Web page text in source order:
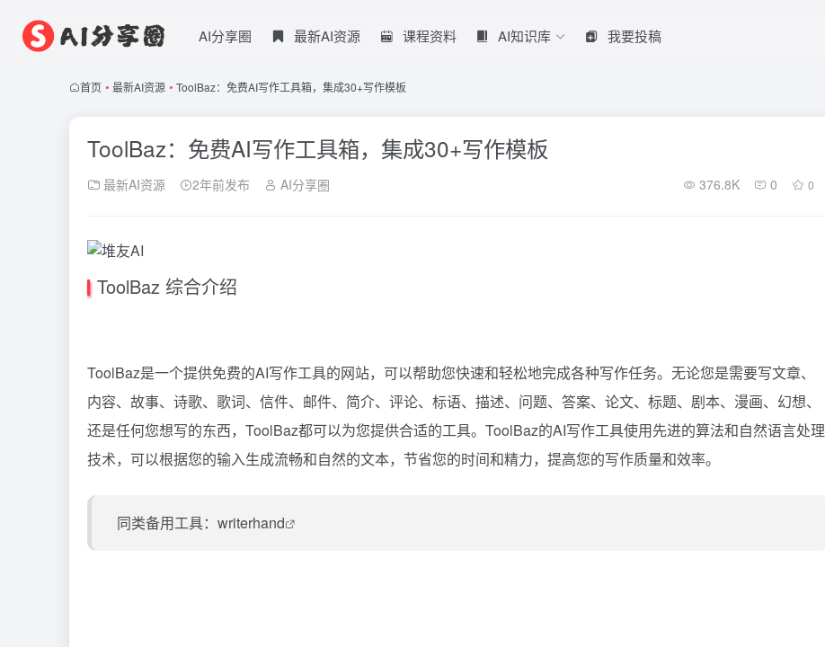
AI分享圈 最新AI资源 课程资料 AI知识库 我要投稿
首页 • 最新AI资源 • ToolBaz：免费AI写作工具箱，集成30+写作模板
ToolBaz：免费AI写作工具箱，集成30+写作模板
最新AI资源 2年前发布 AI分享圈 376.8K 0 0
ToolBaz 综合介绍
ToolBaz是一个提供免费的AI写作工具的网站，可以帮助您快速和轻松地完成各种写作任务。无论您是需要写文章、
内容、故事、诗歌、歌词、信件、邮件、简介、评论、标语、描述、问题、答案、论文、标题、剧本、漫画、幻想、
还是任何您想写的东西，ToolBaz都可以为您提供合适的工具。ToolBaz的AI写作工具使用先进的算法和自然语言处理
技术，可以根据您的输入生成流畅和自然的文本，节省您的时间和精力，提高您的写作质量和效率。
同类备用工具： writerhand